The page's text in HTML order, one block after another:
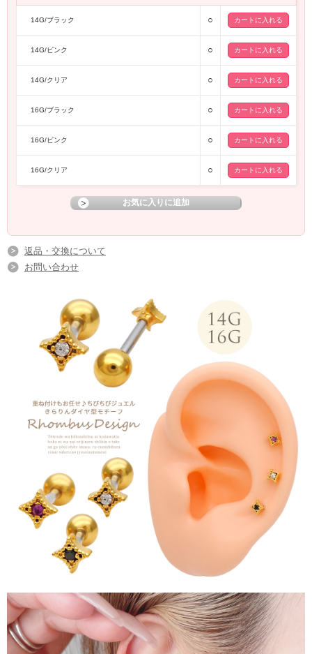
14G/ブラック ○
14G/ピンク ○
14G/クリア ○
16G/ブラック ○
16G/ピンク ○
16G/クリア ○
返品・交換について
お問い合わせ